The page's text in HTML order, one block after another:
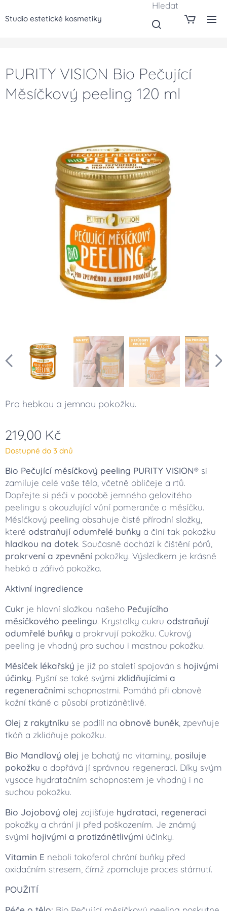
Studio estetické kosmetiky
Hledat
PURITY VISION Bio Pečující
Měsíčkový peeling 120 ml
Pro hebkou a jemnou pokožku.
219,00 Kč
Dostupné do 3 dnů
Bio Pečující měsíčkový peeling PURITY VISION® si
zamiluje celé vaše tělo, včetně obličeje a rtů.
Dopřejte si péči v podobě jemného gelovitého
peelingu s okouzlující vůní pomeranče a měsíčku.
Měsíčkový peeling obsahuje čistě přírodní složky,
které odstraňují odumřelé buňky a činí tak pokožku
hladkou na dotek. Současně dochází k čištění pórů,
prokrvení a zpevnění pokožky. Výsledkem je krásně
hebká a zářivá pokožka.
Aktivní ingredience
Cukr je hlavní složkou našeho Pečujícího
měsíčkového peelingu. Krystalky cukru odstraňují
odumřelé buňky a prokrvují pokožku. Cukrový
peeling je vhodný pro suchou i mastnou pokožku.
Měsíček lékařský je již po staletí spojován s hojivými
účinky. Pyšní se také svými zklidňujícími a
regeneračními schopnostmi. Pomáhá při obnově
kožní tkáně a působí protizánětlivě.
Olej z rakytníku se podílí na obnově buněk , zpevňuje
tkáň a zklidňuje pokožku.
Bio Mandlový olej je bohatý na vitaminy, posiluje
pokožku a dopřává jí správnou regeneraci. Díky svým
vysoce hydratačním schopnostem je vhodný i na
suchou pokožku.
Bio Jojobový olej zajišťuje hydrataci, regeneraci
pokožky a chrání ji před poškozením. Je známý
svými hojivými a protizánětlivými účinky.
Vitamin E neboli tokoferol chrání buňky před
oxidačním stresem, čímž zpomaluje proces stárnutí.
POUŽITÍ